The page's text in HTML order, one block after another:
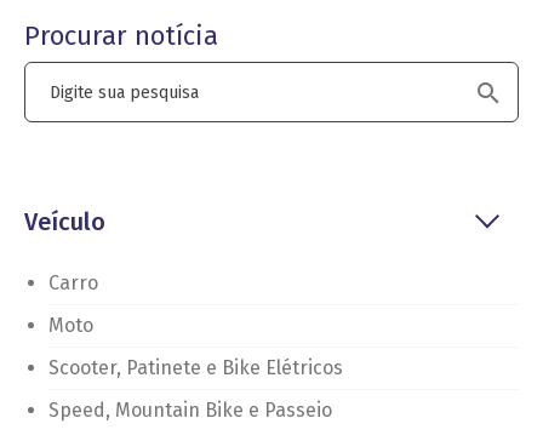
Procurar notícia
Veículo
Carro
Moto
Scooter, Patinete e Bike Elétricos
Speed, Mountain Bike e Passeio